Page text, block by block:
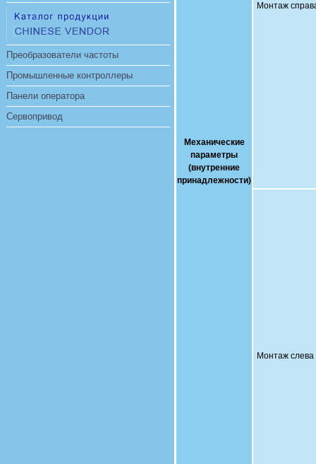
Преобразователи частоты
Промышленные контроллеры
Панели оператора
Сервопривод
Механические
параметры
(внутренние
принадлежности)
Монтаж
Монтаж слева